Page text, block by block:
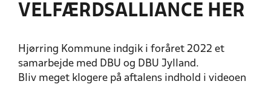
VELFÆRDSALLIANCE HER
Hjørring Kommune indgik i foråret 2022 et
samarbejde med DBU og DBU Jylland.
Bliv meget klogere på aftalens indhold i videoen